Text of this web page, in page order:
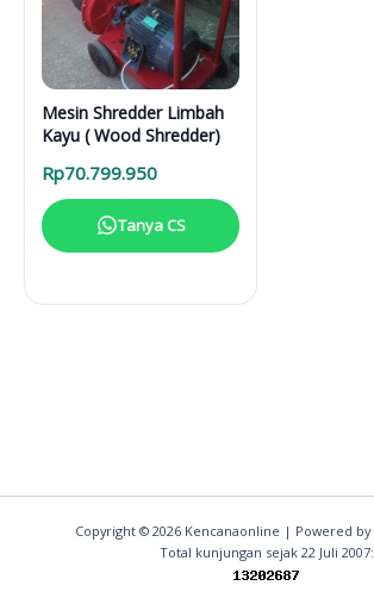
Mesin Shredder Limbah
Kayu ( Wood Shredder)
Rp70.799.950
Tanya CS
Copyright © 2026 Kencanaonline | Powered by
Total kunjungan sejak 22 Juli 2007: